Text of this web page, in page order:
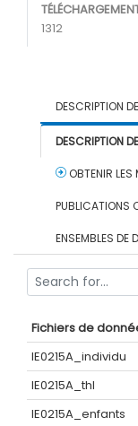
1312
DESCRIPTION
DESCRIPTION
OBTENIR LES
PUBLICATIONS
ENSEMBLES DE
Fichiers de
IE0215A_individu
IE0215A_thl
IE0215A_enfants